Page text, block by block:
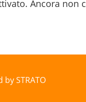
Ancora non
by STRATO